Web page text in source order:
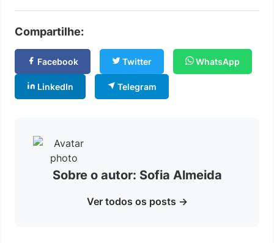
Compartilhe:
Facebook Twitter WhatsApp
LinkedIn Telegram
Sobre o autor: Sofia Almeida
Ver todos os posts →